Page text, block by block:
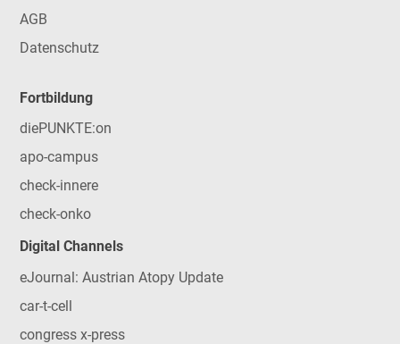
AGB
Datenschutz
Fortbildung
diePUNKTE:on
apo-campus
check-innere
check-onko
Digital Channels
eJournal: Austrian Atopy Update
car-t-cell
congress x-press